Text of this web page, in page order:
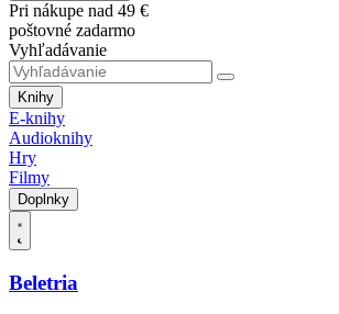
Pri nákupe nad 49 €
poštovné zadarmo
Vyhľadávanie
Knihy
E-knihy
Audioknihy
Hry
Filmy
Doplnky
Beletria